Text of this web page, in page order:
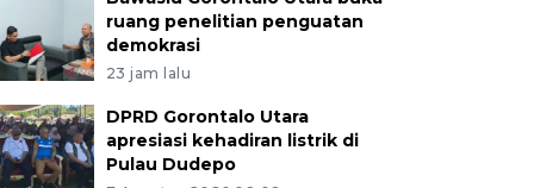
ruang penelitian penguatan
demokrasi
23 jam lalu
DPRD Gorontalo Utara
apresiasi kehadiran listrik di
Pulau Dudepo